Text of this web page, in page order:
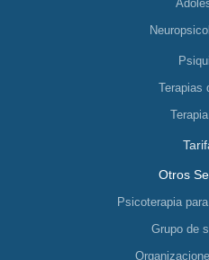
Terapias
Otros
Psicoterapia
Grupo de